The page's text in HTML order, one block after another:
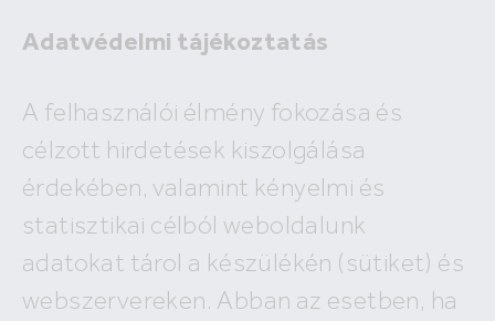
Adatvédelmi tájékoztatás
A felhasználói élmény fokozása és
célzott hirdetések kiszolgálása
érdekében, valamint kényelmi és
statisztikai célból weboldalunk
adatokat tárol a készülékén (sütiket) és
webszervereken. Abban az esetben, ha
Eladó telek Csongrád
Csongrád
9.5 M Ft
Lakóterület:
349 m 2